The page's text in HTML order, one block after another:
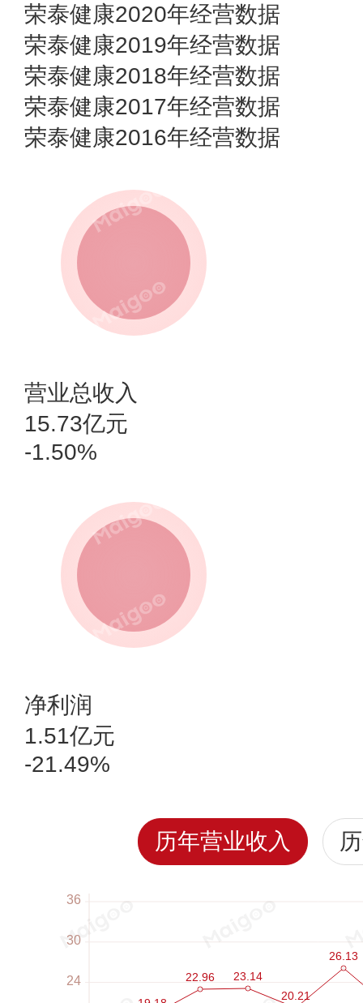
荣泰健康2020年经营数据
荣泰健康2019年经营数据
荣泰健康2018年经营数据
荣泰健康2017年经营数据
荣泰健康2016年经营数据
营业总收入
15.73亿元
-1.50%
净利润
1.51亿元
-21.49%
历年营业收入